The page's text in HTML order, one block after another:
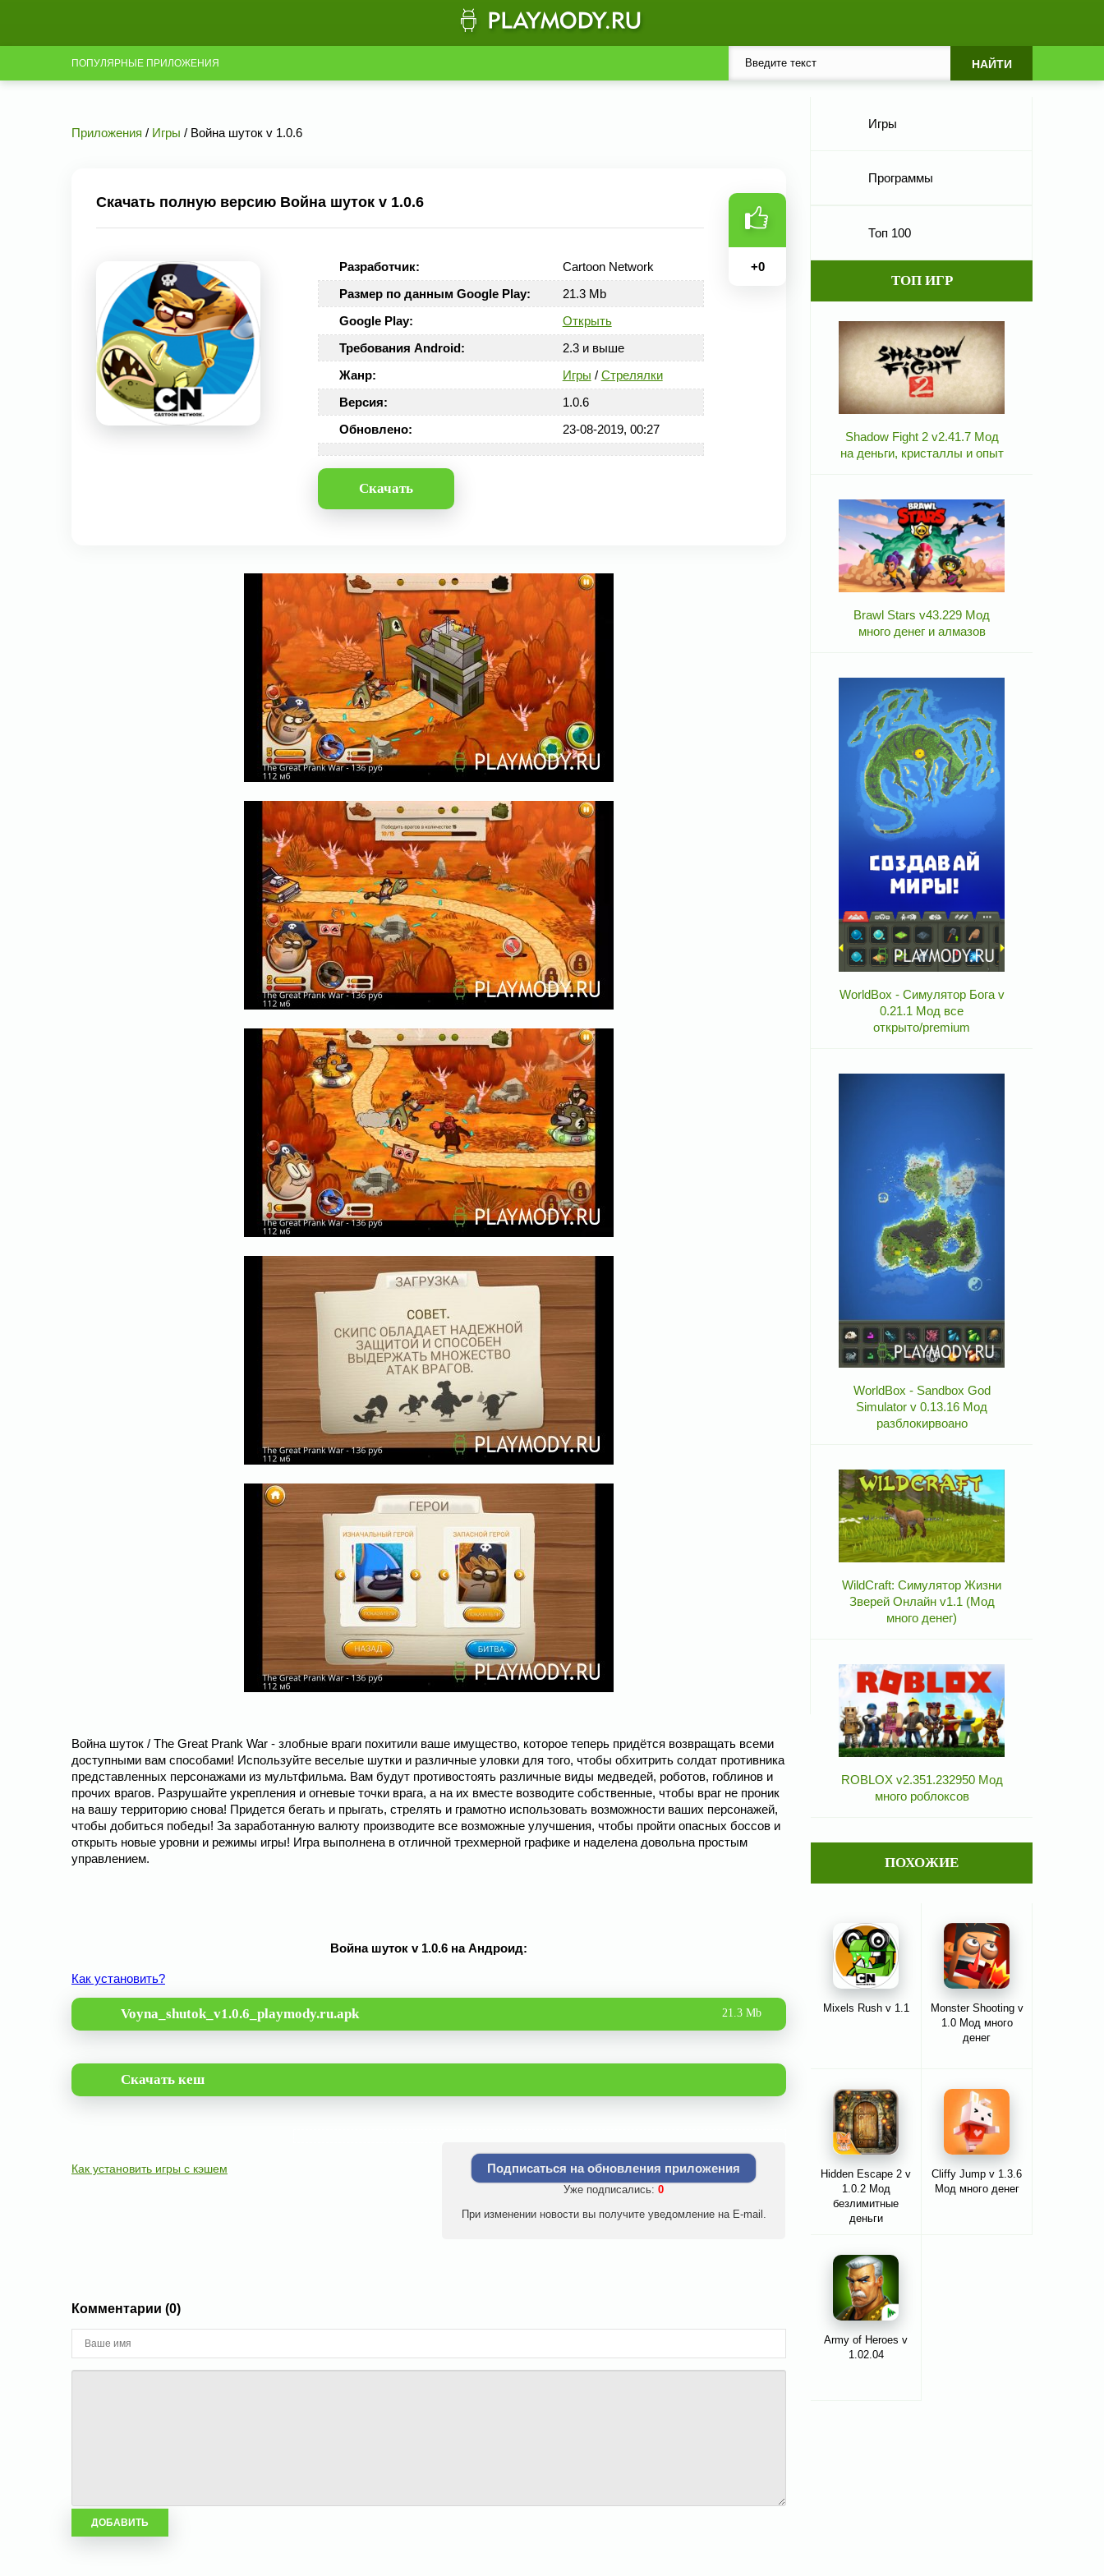
ПОПУЛЯРНЫЕ ПРИЛОЖЕНИЯ
Приложения / Игры / Война шуток v 1.0.6
Скачать полную версию Война шуток v 1.0.6
Разработчик:
Cartoon Network
Размер по данным Google Play:
21.3 Mb
Google Play:
Открыть
Требования Android:
2.3 и выше
Жанр:
Игры / Стрелялки
Версия:
1.0.6
Обновлено:
23-08-2019, 00:27
Скачать
+0
Война шуток / The Great Prank War - злобные враги похитили ваше имущество, которое теперь придётся возвращать всеми
доступными вам способами! Используйте веселые шутки и различные уловки для того, чтобы обхитрить солдат противника
представленных персонажами из мультфильма. Вам будут противостоять различные виды медведей, роботов, гоблинов и
прочих врагов. Разрушайте укрепления и огневые точки врага, а на их вместе возводите собственные, чтобы враг не проник
на вашу территорию снова! Придется бегать и прыгать, стрелять и грамотно использовать возможности ваших персонажей,
чтобы добиться победы! За заработанную валюту производите все возможные улучшения, чтобы пройти опасных боссов и
открыть новые уровни и режимы игры! Игра выполнена в отличной трехмерной графике и наделена довольна простым
управлением.
Война шуток v 1.0.6 на Андроид:
Как установить?
Voyna_shutok_v1.0.6_playmody.ru.apk 21.3 Mb
Скачать кеш
Как установить игры с кэшем Подписаться на обновления приложения
Уже подписались: 0
При изменении новости вы получите уведомление на E-mail.
Комментарии (0)
Игры
Программы
Топ 100
ТОП ИГР
Shadow Fight 2 v2.41.7 Мод
на деньги, кристаллы и опыт
Brawl Stars v43.229 Мод
много денег и алмазов
WorldBox - Симулятор Бога v
0.21.1 Мод все
открыто/premium
WorldBox - Sandbox God
Simulator v 0.13.16 Мод
разблокирвоано
WildCraft: Симулятор Жизни
Зверей Онлайн v1.1 (Мод
много денег)
ROBLOX v2.351.232950 Мод
много роблоксов
ПОХОЖИЕ
Mixels Rush v 1.1
Monster Shooting v
1.0 Мод много
денег
Hidden Escape 2 v
1.0.2 Мод
безлимитные
деньги
Cliffy Jump v 1.3.6
Мод много денег
Army of Heroes v
1.02.04